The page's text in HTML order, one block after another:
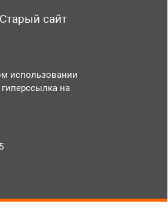
Старый сайт
использовании
на